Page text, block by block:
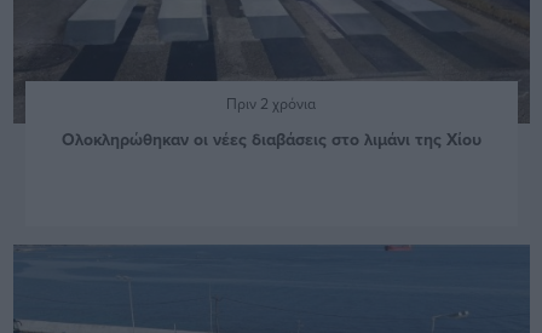
Πριν 2 χρόνια
Ολοκληρώθηκαν οι νέες διαβάσεις στο λιμάνι της Χίου